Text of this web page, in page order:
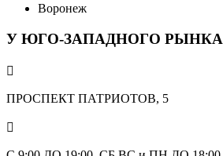
Воронеж
У ЮГО-ЗАПАДНОГО РЫНКА

ПРОСПЕКТ ПАТРИОТОВ, 5
